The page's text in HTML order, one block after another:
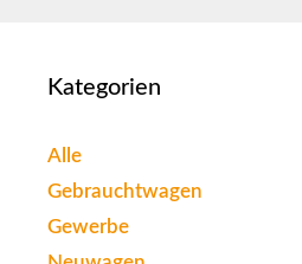
Kategorien
Alle
Gebrauchtwagen
Gewerbe